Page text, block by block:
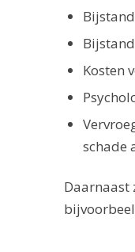
Kosten
schade
Daarnaast